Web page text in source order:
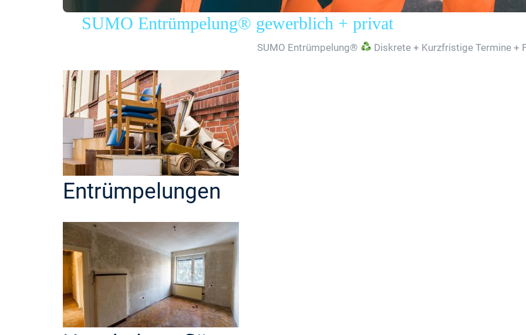
SUMO Entrümpelung® gewerblich + privat
SUMO Entrümpelung® Diskrete + Kurzfristige Termine +
Entrümpelungen